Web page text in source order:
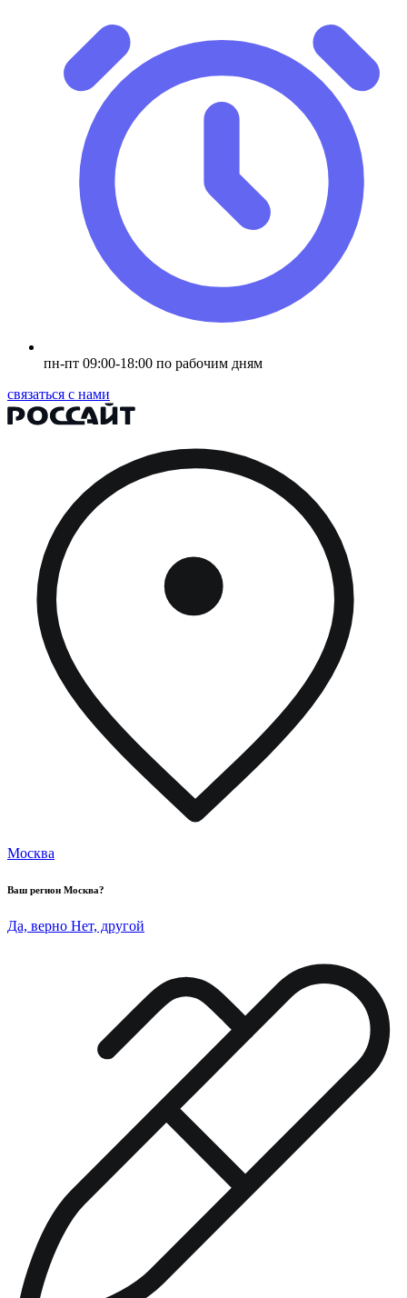
пн-пт 09:00-18:00 по рабочим дням
связаться с нами
Москва
Ваш регион Москва?
Да, верно Нет, другой